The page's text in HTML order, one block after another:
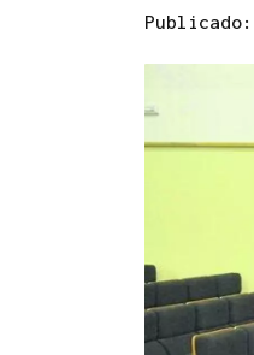
Publicado: